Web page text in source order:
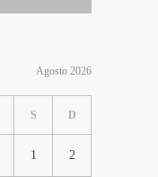
Agosto 2026
S D
1 2